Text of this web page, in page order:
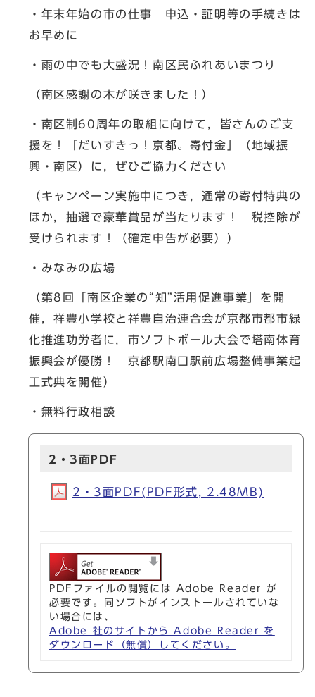
・年末年始の市の仕事 申込・証明等の手続きは
お早めに
・雨の中でも大盛況！南区民ふれあいまつり
（南区感謝の木が咲きました！）
・南区制60周年の取組に向けて，皆さんのご支
援を！「だいすきっ！京都。寄付金」（地域振
興・南区）に，ぜひご協力ください
（キャンペーン実施中につき，通常の寄付特典の
ほか，抽選で豪華賞品が当たります！ 税控除が
受けられます！（確定申告が必要））
・みなみの広場
（第8回「南区企業の“知”活用促進事業」を開
催，祥豊小学校と祥豊自治連合会が京都市都市緑
化推進功労者に，市ソフトボール大会で塔南体育
振興会が優勝！ 京都駅南口駅前広場整備事業起
工式典を開催）
・無料行政相談
2・3面PDF
2・3面PDF(PDF形式, 2.48MB)
PDFファイルの閲覧には Adobe Reader が
必要です。同ソフトがインストールされていな
い場合には、
Adobe 社のサイトから Adobe Reader を
ダウンロード（無償）してください。